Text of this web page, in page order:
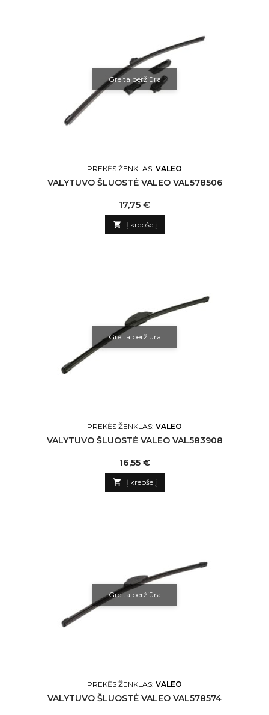
Greita peržiūra
PREKĖS ŽENKLAS: VALEO
VALYTUVO ŠLUOSTĖ VALEO VAL578506
Kaina
17,75 €
 Į krepšelį
Greita peržiūra
PREKĖS ŽENKLAS: VALEO
VALYTUVO ŠLUOSTĖ VALEO VAL583908
Kaina
16,55 €
 Į krepšelį
Greita peržiūra
PREKĖS ŽENKLAS: VALEO
VALYTUVO ŠLUOSTĖ VALEO VAL578574